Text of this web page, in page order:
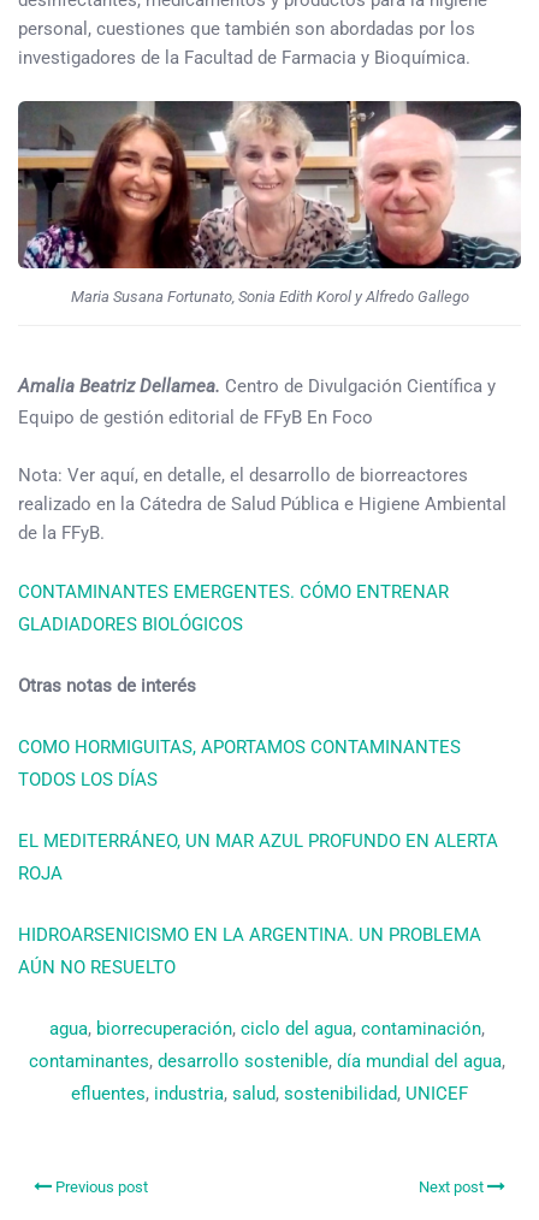
personal, cuestiones que también son abordadas por los
investigadores de la Facultad de Farmacia y Bioquímica.
Maria Susana Fortunato, Sonia Edith Korol y Alfredo Gallego
Amalia Beatriz Dellamea. Centro de Divulgación Científica y
Equipo de gestión editorial de FFyB En Foco
Nota: Ver aquí, en detalle, el desarrollo de biorreactores
realizado en la Cátedra de Salud Pública e Higiene Ambiental
de la FFyB.
CONTAMINANTES EMERGENTES. CÓMO ENTRENAR
GLADIADORES BIOLÓGICOS
Otras notas de interés
COMO HORMIGUITAS, APORTAMOS CONTAMINANTES
TODOS LOS DÍAS
EL MEDITERRÁNEO, UN MAR AZUL PROFUNDO EN ALERTA
ROJA
HIDROARSENICISMO EN LA ARGENTINA. UN PROBLEMA
AÚN NO RESUELTO
agua, biorrecuperación, ciclo del agua, contaminación
contaminantes, desarrollo sostenible, día mundial del agua
efluentes, industria, salud, sostenibilidad, UNICEF
Previous post Next post